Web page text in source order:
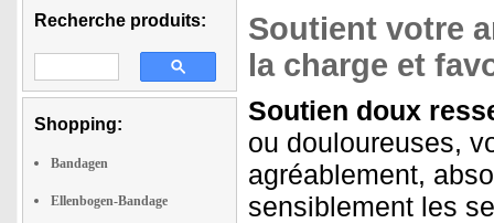
Recherche produits:
Shopping:
Bandagen
Ellenbogen-Bandage
Soutient votre
la charge et
Soutien doux
ou douloureuses,
agréablement,
sensiblement les